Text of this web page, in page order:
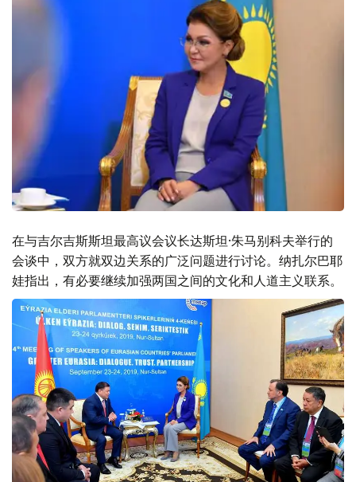
在与吉尔吉斯斯坦最高议会议长达斯坦·朱马别科夫举行的
会谈中，双方就双边关系的广泛问题进行讨论。纳扎尔巴耶
娃指出，有必要继续加强两国之间的文化和人道主义联系。